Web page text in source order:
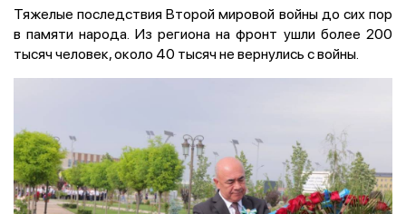
Тяжелые последствия Второй мировой войны до сих пор
в памяти народа. Из региона на фронт ушли более 200
тысяч человек, около 40 тысяч не вернулись с войны.